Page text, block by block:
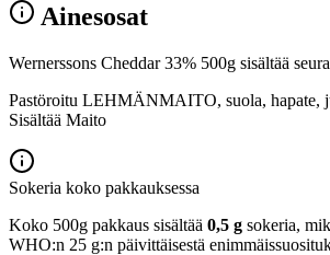
Ainesosat
Wernerssons Cheddar 33% 500g sisältää
Pastöroitu LEHMÄNMAITO, suola, hapate,
Sisältää Maito
Sokeria koko pakkauksessa
Koko 500g pakkaus sisältää 0,5 g sokeria,
WHO:n 25 g:n päivittäisestä